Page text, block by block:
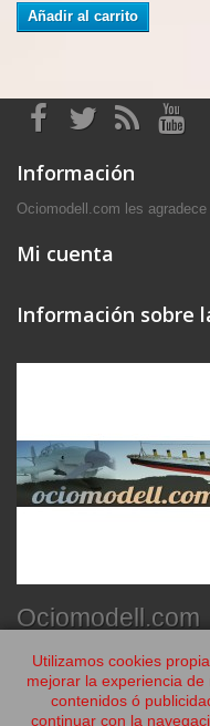
Añadir al carrito
Información
Ociomodell.com les
Mi cuenta
Información sobre
Ociomodell.com
Utilizamos cookies
mejorar la experiencia
contenidos ó
continuar con la